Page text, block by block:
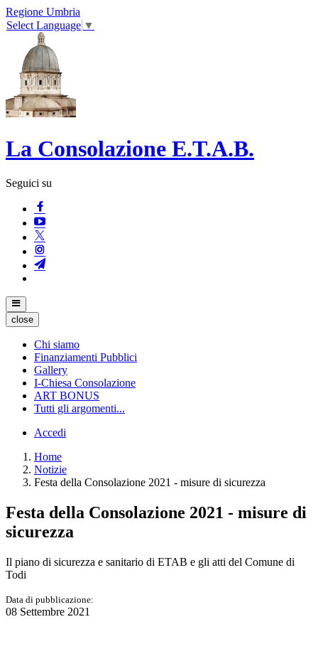
Regione Umbria
Select Language ▼
La Consolazione E.T.A.B.
Seguici su
close
Chi siamo
Finanziamenti Pubblici
Gallery
I-Chiesa Consolazione
ART BONUS
Tutti gli argomenti...
Accedi
Home
Notizie
Festa della Consolazione 2021 - misure di sicurezza
Festa della Consolazione 2021 - misure di
sicurezza
Il piano di sicurezza e sanitario di ETAB e gli atti del Comune di
Todi
Data di pubblicazione:
08 Settembre 2021